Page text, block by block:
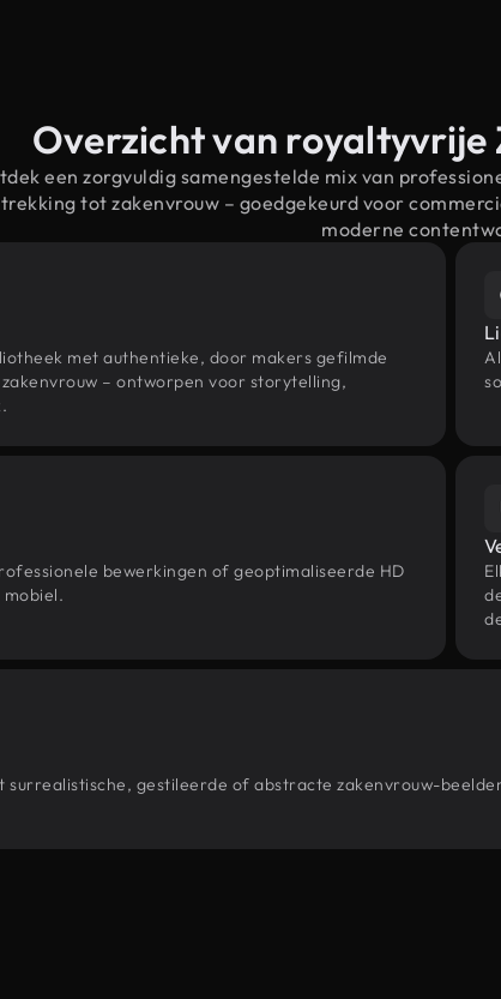
Overzicht van royaltyvrije
een zorgvuldig samengestelde mix van
tot zakenvrouw – goedgekeurd voor
moderne
met authentieke, door makers gefilmde
– ontworpen voor storytelling,
bewerkingen of geoptimaliseerde HD
surrealistische, gestileerde of abstracte zakenvrouw-